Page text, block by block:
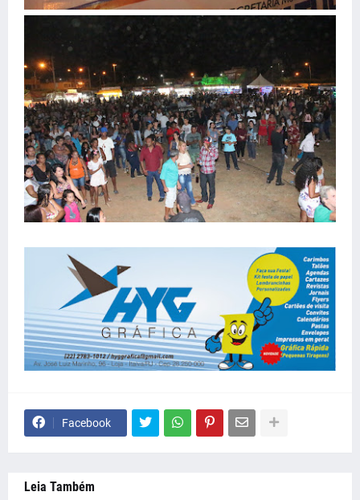
Facebook
Leia Também